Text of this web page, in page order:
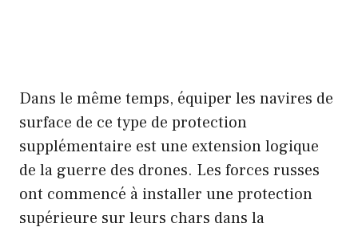
Dans le même temps, équiper les navires de
surface de ce type de protection
supplémentaire est une extension logique
de la guerre des drones. Les forces russes
ont commencé à installer une protection
supérieure sur leurs chars dans la